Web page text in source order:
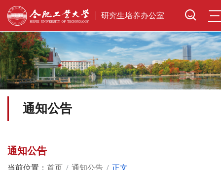
研究生培养办公室
通知公告
通知公告
当前位置： 首页 通知公告 正文